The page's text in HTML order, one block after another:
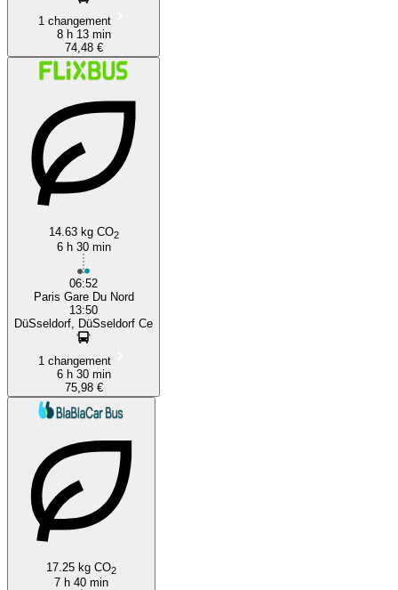
1 changement
8 h 13 min
74,48 €
14.63 kg CO2
6 h 30 min
06:52
Paris Gare Du Nord
13:50
DüSseldorf, DüSseldorf Ce
1 changement
6 h 30 min
75,98 €
17.25 kg CO2
7 h 40 min